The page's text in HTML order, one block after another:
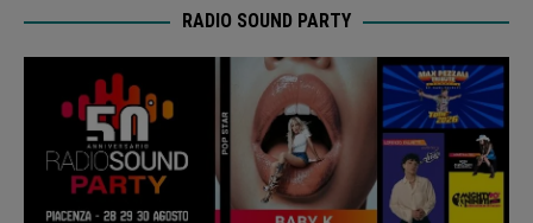
RADIO SOUND PARTY